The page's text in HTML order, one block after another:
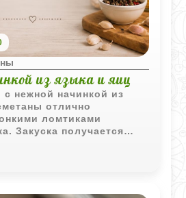
из языка и яиц
нежной начинкой из
отлично
ломтиками
Закуска получается
и очень эффектной для